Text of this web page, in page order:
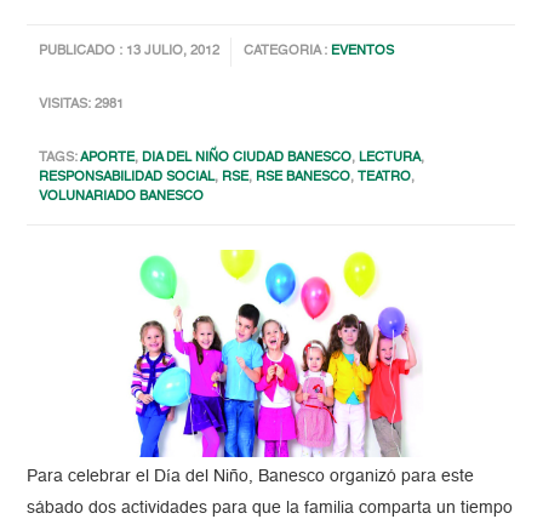
PUBLICADO : 13 JULIO, 2012 CATEGORIA : EVENTOS
VISITAS: 2981
TAGS:APORTE,DIA DEL NIÑO CIUDAD BANESCO,LECTURA,
RESPONSABILIDAD SOCIAL, RSE, RSE BANESCO, TEATRO,
VOLUNARIADO BANESCO
Para celebrar el Día del Niño, Banesco organizó para este
sábado dos actividades para que la familia comparta un tiempo